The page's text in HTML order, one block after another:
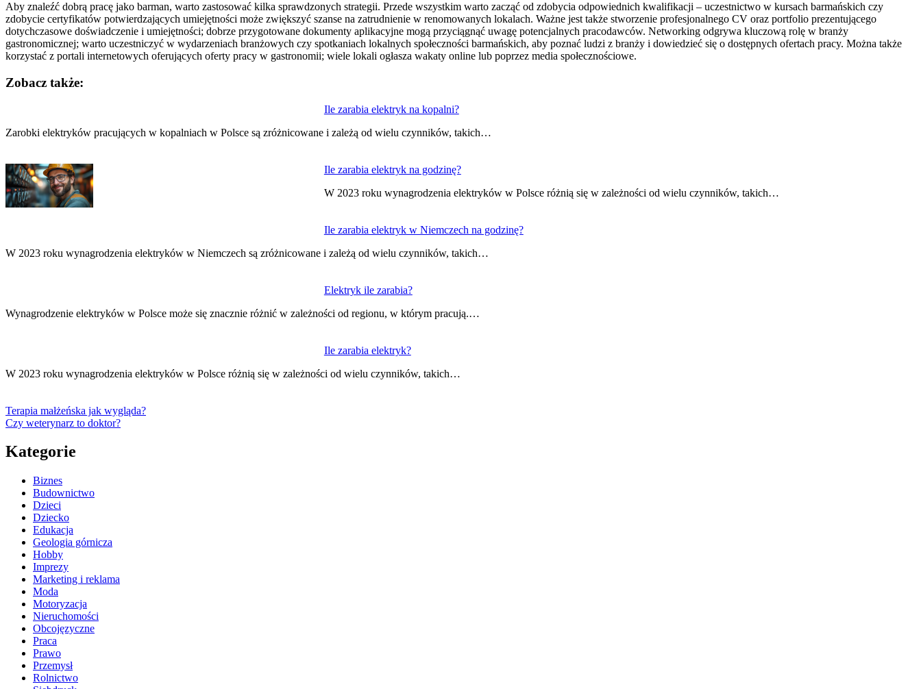
Aby znaleźć dobrą pracę jako barman, warto zastosować kilka sprawdzonych strategii. Przede wszystkim warto zacząć od zdobycia odpowiednich kwalifikacji – uczestnictwo w kursach barmańskich czy
zdobycie certyfikatów potwierdzających umiejętności może zwiększyć szanse na zatrudnienie w renomowanych lokalach. Ważne jest także stworzenie profesjonalnego CV oraz portfolio prezentującego
dotychczasowe doświadczenie i umiejętności; dobrze przygotowane dokumenty aplikacyjne mogą przyciągnąć uwagę potencjalnych pracodawców. Networking odgrywa kluczową rolę w branży
gastronomicznej; warto uczestniczyć w wydarzeniach branżowych czy spotkaniach lokalnych społeczności barmańskich, aby poznać ludzi z branży i dowiedzieć się o dostępnych ofertach pracy. Można także
korzystać z portali internetowych oferujących oferty pracy w gastronomii; wiele lokali ogłasza wakaty online lub poprzez media społecznościowe.
Zobacz także:
Ile zarabia elektryk na kopalni?
Zarobki elektryków pracujących w kopalniach w Polsce są zróżnicowane i zależą od wielu czynników, takich…
Ile zarabia elektryk na godzinę?
W 2023 roku wynagrodzenia elektryków w Polsce różnią się w zależności od wielu czynników, takich…
Ile zarabia elektryk w Niemczech na godzinę?
W 2023 roku wynagrodzenia elektryków w Niemczech są zróżnicowane i zależą od wielu czynników, takich…
Elektryk ile zarabia?
Wynagrodzenie elektryków w Polsce może się znacznie różnić w zależności od regionu, w którym pracują.…
Ile zarabia elektryk?
W 2023 roku wynagrodzenia elektryków w Polsce różnią się w zależności od wielu czynników, takich…
wpisu
Terapia małżeńska jak wygląda?
Czy weterynarz to doktor?
Kategorie
Biznes
Budownictwo
Dzieci
Dziecko
Edukacja
Geologia górnicza
Hobby
Imprezy
Marketing i reklama
Moda
Motoryzacja
Nieruchomości
Obcojęzyczne
Praca
Prawo
Przemysł
Rolnictwo